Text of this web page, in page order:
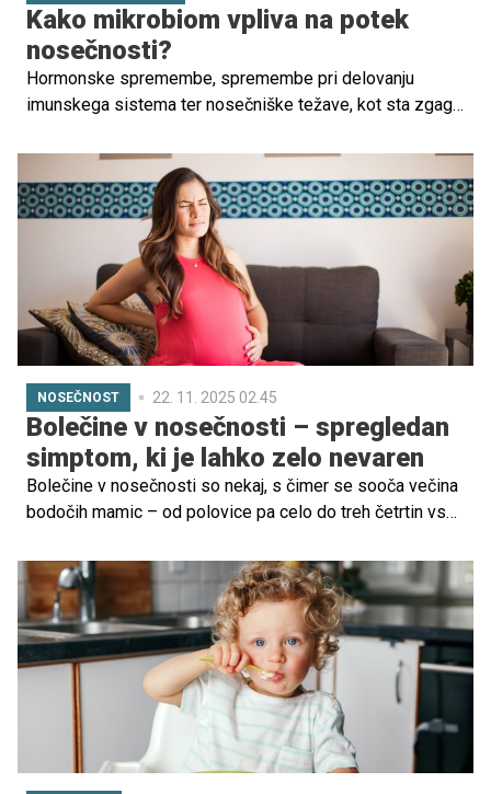
Kako mikrobiom vpliva na potek
nosečnosti?
Hormonske spremembe, spremembe pri delovanju
imunskega sistema ter nosečniške težave, kot sta zgaga
spremembo mikrobioma nosečnice. Preverite, kako lahko
poskrbite za svoj mikrobiom in na kakšen način ta vpliva
na nosečnost in pozneje na novorojenčka.
NOSEČNOST 22. 11. 2025 02.45
Bolečine v nosečnosti – spregledan
simptom, ki je lahko zelo nevaren
Bolečine v nosečnosti so nekaj, s čimer se sooča večina
bodočih mamic – od polovice pa celo do treh četrtin vseh
poteka nosečnosti in zato ostajajo nezdravljene. Vendar
strokovnjaki opozarjajo, da lahko takšne bolečine, če jih
ignoriramo, povzročijo resne posledice – tako za telesno
kot tudi duševno zdravje nosečnice.